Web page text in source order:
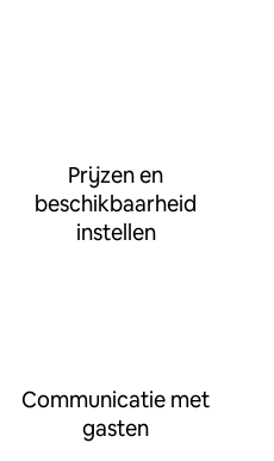
Prijzen en
beschikbaarheid
instellen
Communicatie met
gasten